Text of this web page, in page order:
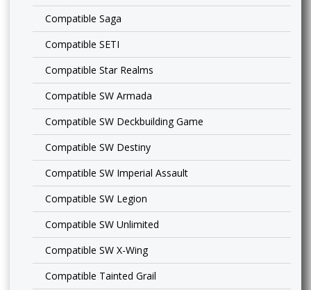
Compatible Saga
Compatible SETI
Compatible Star Realms
Compatible SW Armada
Compatible SW Deckbuilding Game
Compatible SW Destiny
Compatible SW Imperial Assault
Compatible SW Legion
Compatible SW Unlimited
Compatible SW X-Wing
Compatible Tainted Grail